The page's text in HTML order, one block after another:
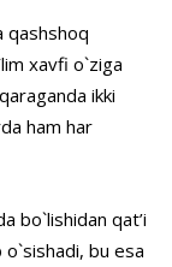
qashshoq
xavfi o`ziga
ikki
ham har
bo`lishidan qat’i
bu esa